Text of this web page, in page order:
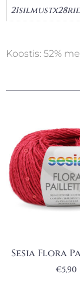
Koostis: 52%
Sesia Flora
€5,90